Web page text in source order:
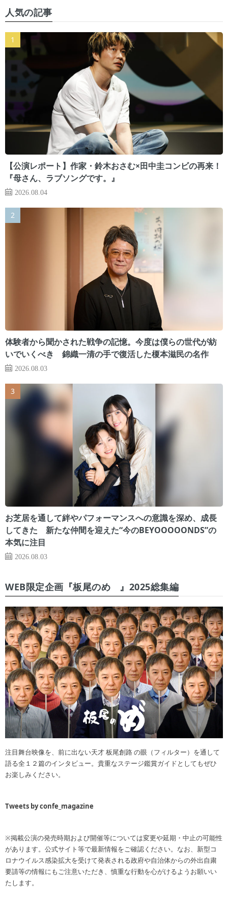
人気の記事
【公演レポート】作家・鈴木おさむ×田中圭コンビの再来！
『母さん、ラブソングです。』
2026.08.04
体験者から聞かされた戦争の記憶。今度は僕らの世代が紡
いでいくべき 錦織一清の手で復活した榎本滋民の名作
2026.08.03
お芝居を通して絆やパフォーマンスへの意識を深め、成長
してきた 新たな仲間を迎えた“今のBEYOOOOONDS”の
本気に注目
2026.08.03
WEB限定企画『板尾のめ゙』2025総集編
注目舞台映像を、前に出ない天才 板尾創路 の眼（フィルター）を通して
語る全１２篇のインタビュー。貴重なステージ鑑賞ガイドとしてもぜひ
お楽しみください。
Tweets by confe_magazine
※掲載公演の発売時期および開催等については変更や延期・中止の可能性
があります。公式サイト等で最新情報をご確認ください。なお、新型コ
ロナウイルス感染拡大を受けて発表される政府や自治体からの外出自粛
要請等の情報にもご注意いただき、慎重な行動を心がけるようお願いい
たします。